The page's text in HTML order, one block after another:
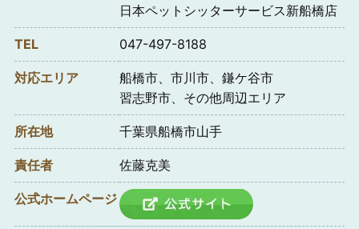
日本ペットシッターサービス新船橋店
TEL 047-497-8188
対応エリア
船橋市、市川市、鎌ケ谷市
習志野市、その他周辺エリア
所在地 千葉県船橋市山手
責任者 佐藤克美
公式ホームページ